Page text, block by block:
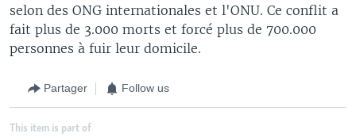
selon des ONG internationales et l'ONU. Ce conflit a
fait plus de 3.000 morts et forcé plus de 700.000
personnes à fuir leur domicile.
Partager Follow us
This item is part of